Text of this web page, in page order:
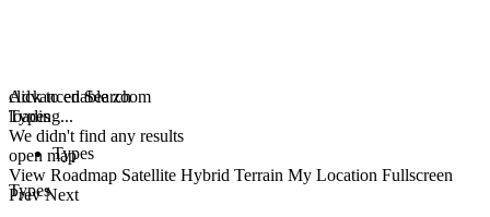
click to enable zoom
loading...
We didn't find any results
open map
View Roadmap Satellite Hybrid Terrain My Location Fullscreen
Prev Next
Advanced Search
Types
Types
Types